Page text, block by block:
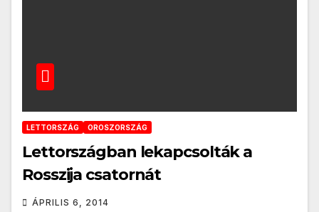
LETTORSZÁG OROSZORSZÁG
Lettországban lekapcsolták a
Rosszija csatornát
ÁPRILIS 6, 2014